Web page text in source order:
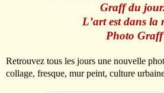
Graff du
L’art est dans la
Photo Graff
Retrouvez tous les jours une nouvelle
collage, fresque, mur peint, culture